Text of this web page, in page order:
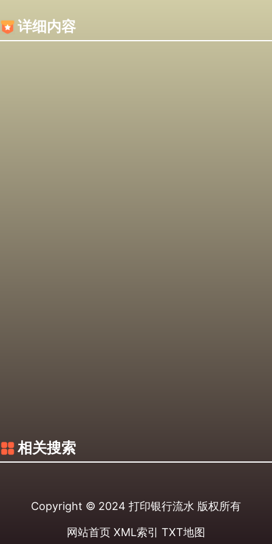
详细内容
相关搜索
Copyright © 2024 打印银行流水 版权所有
网站首页 XML索引 TXT地图